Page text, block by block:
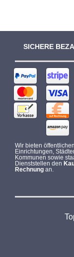
SICHERE
Wir bieten öffentlichen
Einrichtungen,
Kommunen sowie
Dienststellen den
Rechnungan.